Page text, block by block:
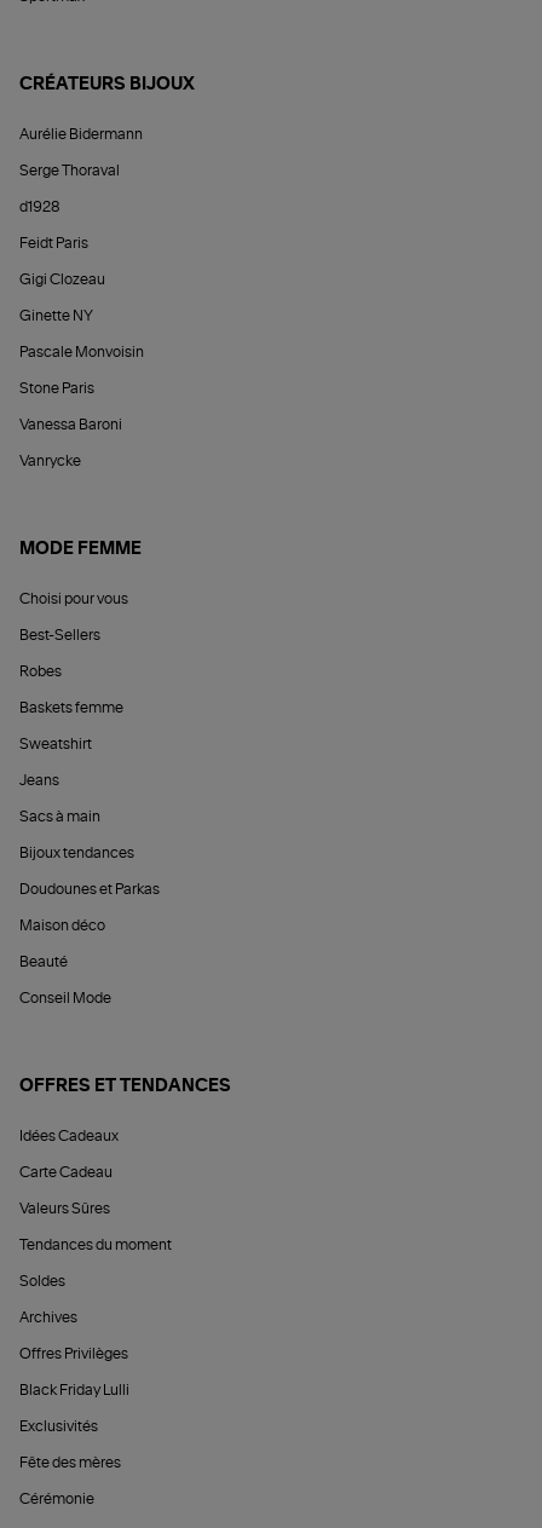
CRÉATEURS BIJOUX
Aurélie Bidermann
Serge Thoraval
d1928
Feidt Paris
Gigi Clozeau
Ginette NY
Pascale Monvoisin
Stone Paris
Vanessa Baroni
Vanrycke
MODE FEMME
Choisi pour vous
Best-Sellers
Robes
Baskets femme
Sweatshirt
Jeans
Sacs à main
Bijoux tendances
Doudounes et Parkas
Maison déco
Beauté
Conseil Mode
OFFRES ET TENDANCES
Idées Cadeaux
Carte Cadeau
Valeurs Sûres
Tendances du moment
Soldes
Archives
Offres Privilèges
Black Friday Lulli
Exclusivités
Fête des mères
Cérémonie